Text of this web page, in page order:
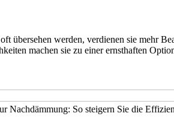
übersehen werden, verdienen sie mehr
machen sie zu einer ernsthaften
Nachdämmung: So steigern Sie die